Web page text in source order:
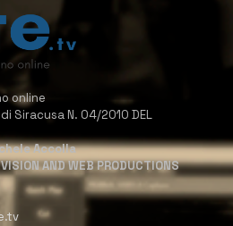
online
Siracusa N. 04/2010 DEL
Accolla
AND WEB PRODUCTIONS